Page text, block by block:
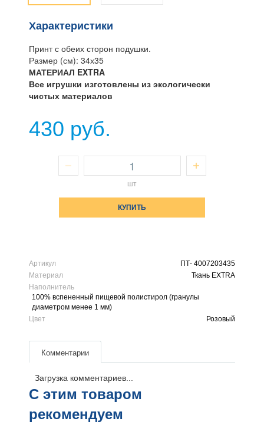
Характеристики
Принт с обеих сторон подушки.
Размер (см): 34х35
МАТЕРИАЛ EXTRA
Все игрушки изготовлены из экологически
чистых материалов
430 руб.
шт
КУПИТЬ
Артикул
ПТ- 4007203435
Материал
Ткань EXTRA
Наполнитель
100% вспененный пищевой полистирол (гранулы
диаметром менее 1 мм)
Цвет
Розовый
Комментарии
Загрузка комментариев...
С этим товаром
рекомендуем